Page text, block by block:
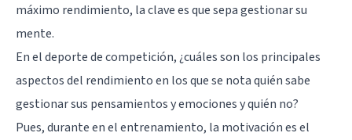
máximo rendimiento, la clave es que sepa gestionar su
mente.
En el deporte de competición, ¿cuáles son los principales
aspectos del rendimiento en los que se nota quién sabe
gestionar sus pensamientos y emociones y quién no?
Pues, durante en el entrenamiento, la motivación es el